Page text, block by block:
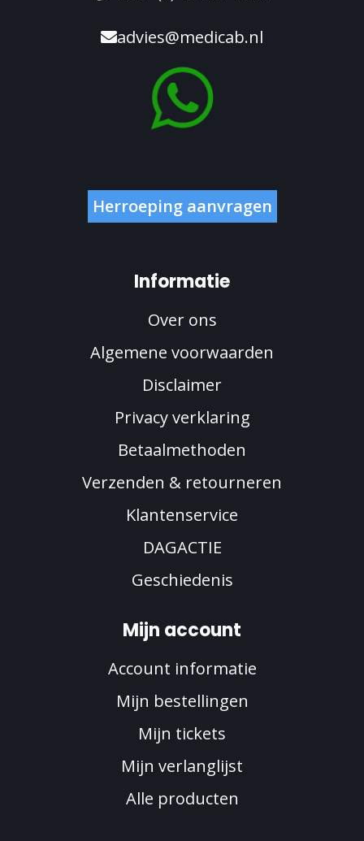
advies@medicab.nl
Herroeping aanvragen
Informatie
Over ons
Algemene voorwaarden
Disclaimer
Privacy verklaring
Betaalmethoden
Verzenden & retourneren
Klantenservice
DAGACTIE
Geschiedenis
Mijn account
Account informatie
Mijn bestellingen
Mijn tickets
Mijn verlanglijst
Alle producten